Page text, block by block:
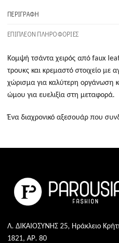
ΠΕΡΙΓΡΑΦΉ
ΕΠΙΠΛΈΟΝ ΠΛΗΡΟΦΟΡΊΕΣ
Κομψή τσάντα χειρός από faux
τρουκς και κρεμαστό στοιχείο με
χώρισμα για καλύτερη οργάνωση
ώμου για ευελιξία στη μεταφορά.
Ένα διαχρονικό αξεσουάρ που
Λ. ΔΙΚΑΙΟΣΥΝΗΣ 25, Ηράκλειο
1821, ΑΡ. 80